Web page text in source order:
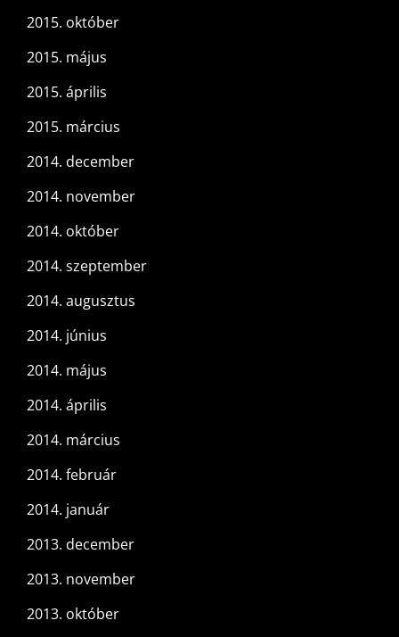
2015. október
2015. május
2015. április
2015. március
2014. december
2014. november
2014. október
2014. szeptember
2014. augusztus
2014. június
2014. május
2014. április
2014. március
2014. február
2014. január
2013. december
2013. november
2013. október